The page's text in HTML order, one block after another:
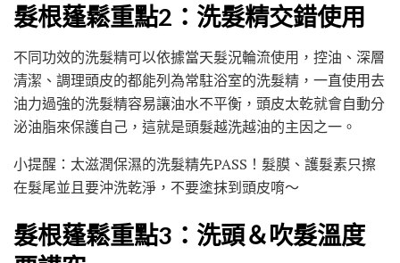
髮根蓬鬆重點2：洗髮精交錯使用
不同功效的洗髮精可以依據當天髮況輪流使用，控油、深層
清潔、調理頭皮的都能列為常駐浴室的洗髮精，一直使用去
油力過強的洗髮精容易讓油水不平衡，頭皮太乾就會自動分
泌油脂來保護自己，這就是頭髮越洗越油的主因之一。
小提醒：太滋潤保濕的洗髮精先PASS！髮膜、護髮素只擦
在髮尾並且要沖洗乾淨，不要塗抹到頭皮唷～
髮根蓬鬆重點3：洗頭＆吹髮溫度